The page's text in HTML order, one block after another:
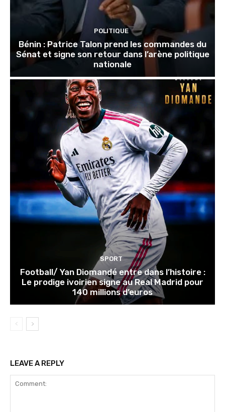
POLITIQUE
Bénin : Patrice Talon prend les commandes du
Sénat et signe son retour dans l’arène politique
nationale
SPORT
Football/ Yan Diomandé entre dans l’histoire :
Le prodige ivoirien signe au Real Madrid pour
140 millions d’euros
LEAVE A REPLY